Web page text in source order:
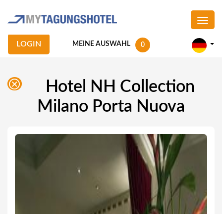
MEINE AUSWAHL 0
LOGIN
Hotel NH Collection
Milano Porta Nuova